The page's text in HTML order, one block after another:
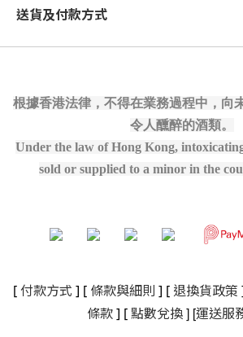
送貨及付款方式
根據香港法律，不得在業務過程中，向
令人醺醉的酒類。
Under the law of Hong Kong,
sold or supplied to a minor in the
[ 付款方式 ] [ 條款與細則 ] [ 退換貨政策
條款] [點數兌換] [運送服